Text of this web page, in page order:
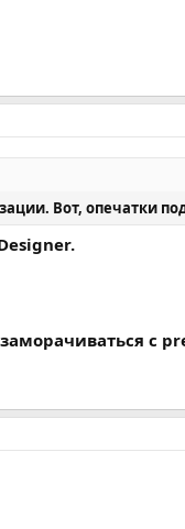
Вот, опечатки
с